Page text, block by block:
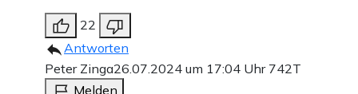
22
Antworten
Peter Zinga26.07.2024 um 17:04 Uhr 742T
Melden